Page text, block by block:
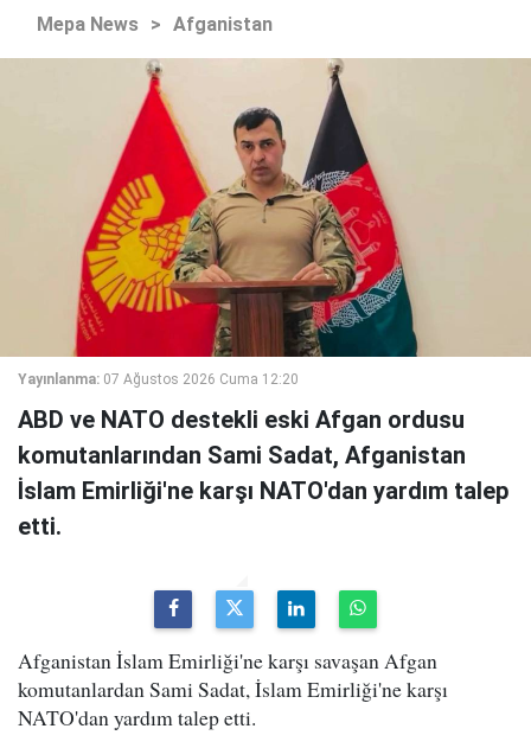
Mepa News > Afganistan
Yayınlanma: 07 Ağustos 2026 Cuma 12:20
ABD ve NATO destekli eski Afgan ordusu
komutanlarından Sami Sadat, Afganistan
İslam Emirliği'ne karşı NATO'dan yardım talep
etti.
Afganistan İslam Emirliği'ne karşı savaşan Afgan
komutanlardan Sami Sadat, İslam Emirliği'ne karşı
NATO'dan yardım talep etti.